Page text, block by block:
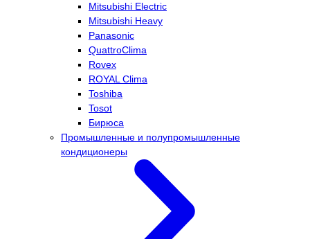
Mitsubishi Electric
Mitsubishi Heavy
Panasonic
QuattroClima
Rovex
ROYAL Clima
Toshiba
Tosot
Бирюса
Промышленные и полупромышленные
кондиционеры